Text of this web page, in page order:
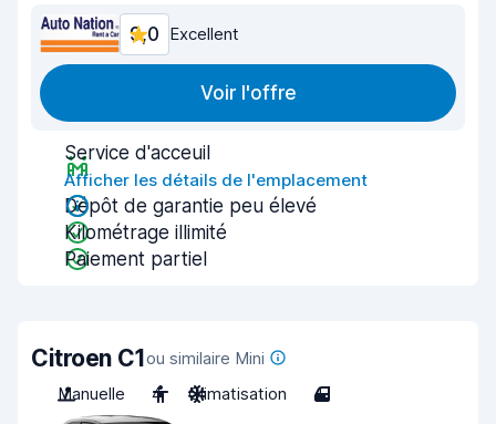
9,0 Excellent
Voir l'offre
Service d'acceuil
Afficher les détails de l'emplacement
Dépôt de garantie peu élevé
Kilométrage illimité
Paiement partiel
Citroen C1ou similaire Mini
Manuelle
4 Climatisation 4